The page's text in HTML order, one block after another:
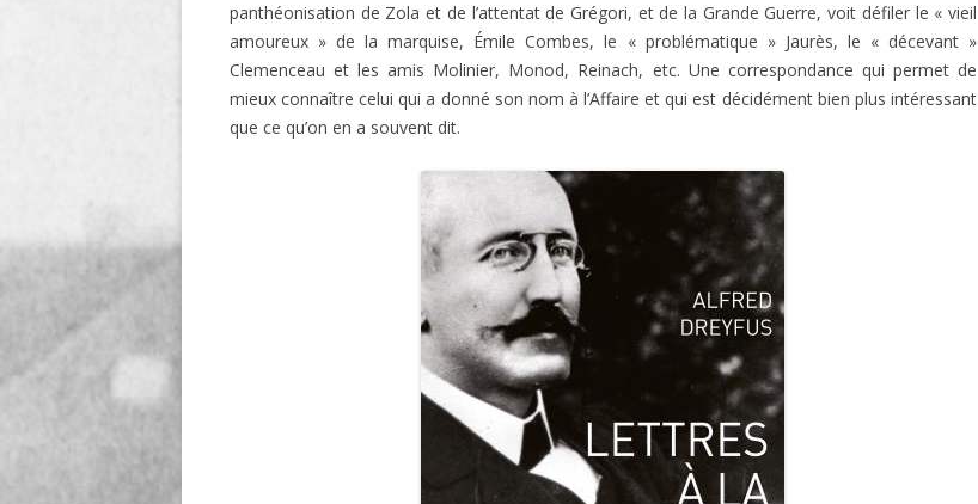
2024
panthéonisation de Zola et de l’attentat de Grégori, et de la Grande Guerre, voit défiler le « vieil
amoureux » de la marquise, Émile Combes, le « problématique » Jaurès, le « décevant »
Clemenceau et les amis Molinier, Monod, Reinach, etc. Une correspondance qui permet de
mieux connaître celui qui a donné son nom à l’Affaire et qui est décidément bien plus intéressant
que ce qu’on en a souvent dit.